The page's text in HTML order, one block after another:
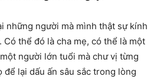
những người mà mình thật sự kính
thể đó là cha mẹ, có thể là một
người lớn tuổi mà chư vị từng
lại dấu ấn sâu sắc trong lòng